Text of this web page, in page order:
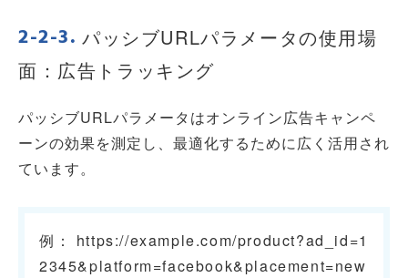
パッシブURLパラメータの使用場
面：広告トラッキング
パッシブURLパラメータはオンライン広告キャンペ
ーンの効果を測定し、最適化するために広く活用され
ています。
例： https://example.com/product?ad_id=1
2345&platform=facebook&placement=new